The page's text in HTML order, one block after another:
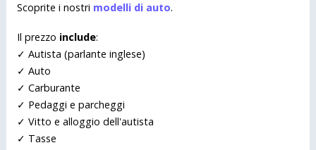
Scoprite i nostri modelli di auto.
Il prezzo include:
✓ Autista (parlante inglese)
✓ Auto
✓ Carburante
✓ Pedaggi e parcheggi
✓ Vitto e alloggio dell'autista
✓ Tasse